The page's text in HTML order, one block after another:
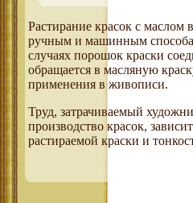
Растирание красок с маслом
ручным и машинным
случаях порошок краски
обращается в масляную
применения в живописи.
Труд, затрачиваемый
производство красок,
растираемой краски и